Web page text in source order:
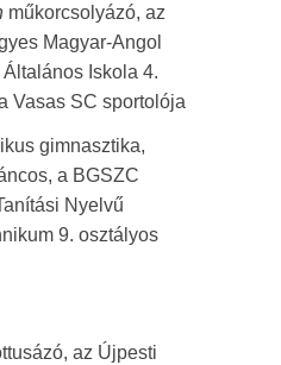
műkorcsolyázó, az
Magyar-Angol
Iskola 4.
Vasas SC sportolója
gimnasztika,
a BGSZC
Nyelvű
9. osztályos
az Újpesti